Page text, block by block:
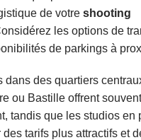
de votre shooting
les options de
de parkings à
dans des quartiers
ou Bastille offrent
tandis que les studios en
tarifs plus attractifs et